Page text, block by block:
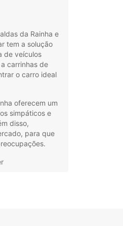
da Rainha e
tem a solução
de veículos
carrinhas de
o carro ideal
oferecem um
simpáticos e
disso,
para que